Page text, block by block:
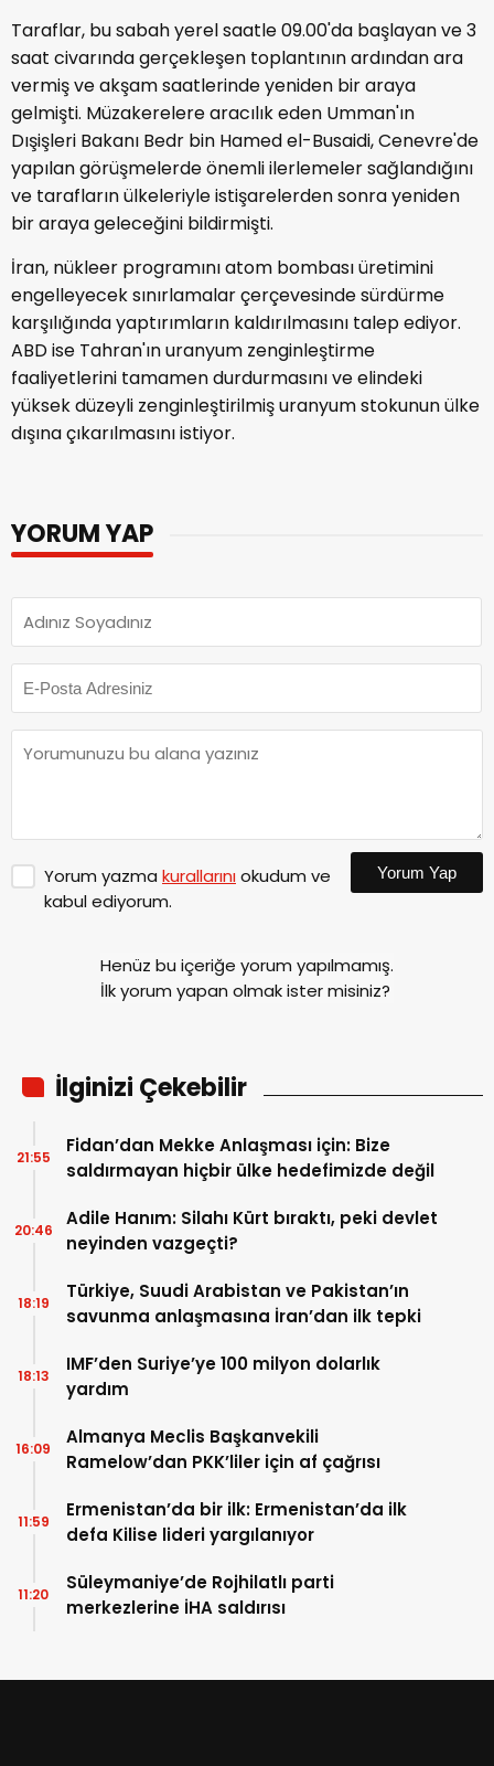
Taraflar, bu sabah yerel saatle 09.00'da başlayan ve 3
saat civarında gerçekleşen toplantının ardından ara
vermiş ve akşam saatlerinde yeniden bir araya
gelmişti. Müzakerelere aracılık eden Umman'ın
Dışişleri Bakanı Bedr bin Hamed el-Busaidi, Cenevre'de
yapılan görüşmelerde önemli ilerlemeler sağlandığını
ve tarafların ülkeleriyle istişarelerden sonra yeniden
bir araya geleceğini bildirmişti.
İran, nükleer programını atom bombası üretimini
engelleyecek sınırlamalar çerçevesinde sürdürme
karşılığında yaptırımların kaldırılmasını talep ediyor.
ABD ise Tahran'ın uranyum zenginleştirme
faaliyetlerini tamamen durdurmasını ve elindeki
yüksek düzeyli zenginleştirilmiş uranyum stokunun ülke
dışına çıkarılmasını istiyor.
YORUM YAP
Yorum yazma kurallarınıokudum ve
kabul ediyorum.
Yorum Yap
Henüz bu içeriğe yorum yapılmamış.
İlk yorum yapan olmak ister misiniz?
İlginizi Çekebilir
Fidan’dan Mekke Anlaşması için: Bize
saldırmayan hiçbir ülke hedefimizde değil
21:55
Adile Hanım: Silahı Kürt bıraktı, peki devlet
neyinden vazgeçti?
20:46
Türkiye, Suudi Arabistan ve Pakistan’ın
savunma anlaşmasına İran’dan ilk tepki
18:19
IMF’den Suriye’ye 100 milyon dolarlık
yardım
18:13
Almanya Meclis Başkanvekili
Ramelow’dan PKK’liler için af çağrısı
16:09
Ermenistan’da bir ilk: Ermenistan’da ilk
defa Kilise lideri yargılanıyor
11:59
Süleymaniye’de Rojhilatlı parti
merkezlerine İHA saldırısı
11:20